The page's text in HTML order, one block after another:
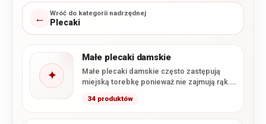
← Wróć do kategorii nadrzędnej
Plecaki
✦
Małe plecaki damskie
Małe plecaki damskie często zastępują
miejską torebkę ponieważ nie zajmują rąk.
34 produktów